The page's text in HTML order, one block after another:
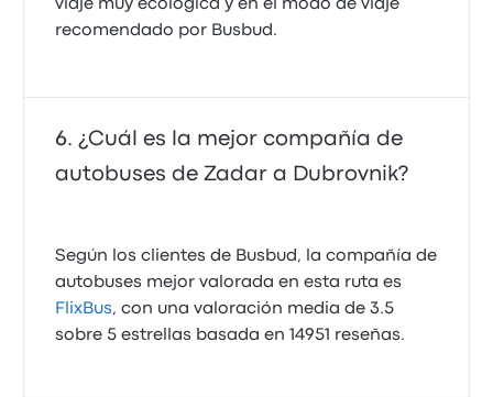
viaje muy ecológica y en el modo de viaje
recomendado por Busbud.
¿Cuál es la mejor compañía de
autobuses de Zadar a Dubrovnik?
Según los clientes de Busbud, la compañía de
autobuses mejor valorada en esta ruta es
FlixBus, con una valoración media de 3.5
sobre 5 estrellas basada en 14951 reseñas.